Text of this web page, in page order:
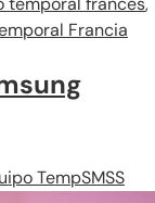
Francia
TempSMSS